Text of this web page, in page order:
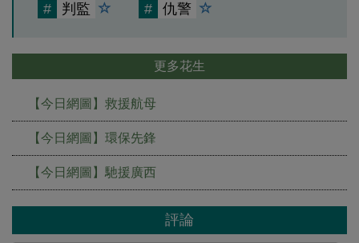
# 判監 # 仇警
更多花生
【今日網圖】救援航母
【今日網圖】環保先鋒
【今日網圖】馳援廣西
評論